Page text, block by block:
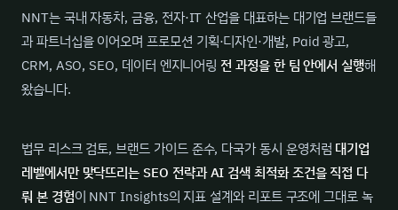
NNT는 국내 자동차, 금융, 전자·IT 산업을 대표하는 대기업 브랜드들
과 파트너십을 이어오며 프로모션 기획·디자인·개발, Paid 광고,
CRM, ASO, SEO, 데이터 엔지니어링 전 과정을 한 팀 안에서 실행해
왔습니다.
법무 리스크 검토, 브랜드 가이드 준수, 다국가 동시 운영처럼 대기업
레벨에서만 맞닥뜨리는 SEO 전략과 AI 검색 최적화 조건을 직접 다
뤄 본 경험이 NNT Insights의 지표 설계와 리포트 구조에 그대로 녹